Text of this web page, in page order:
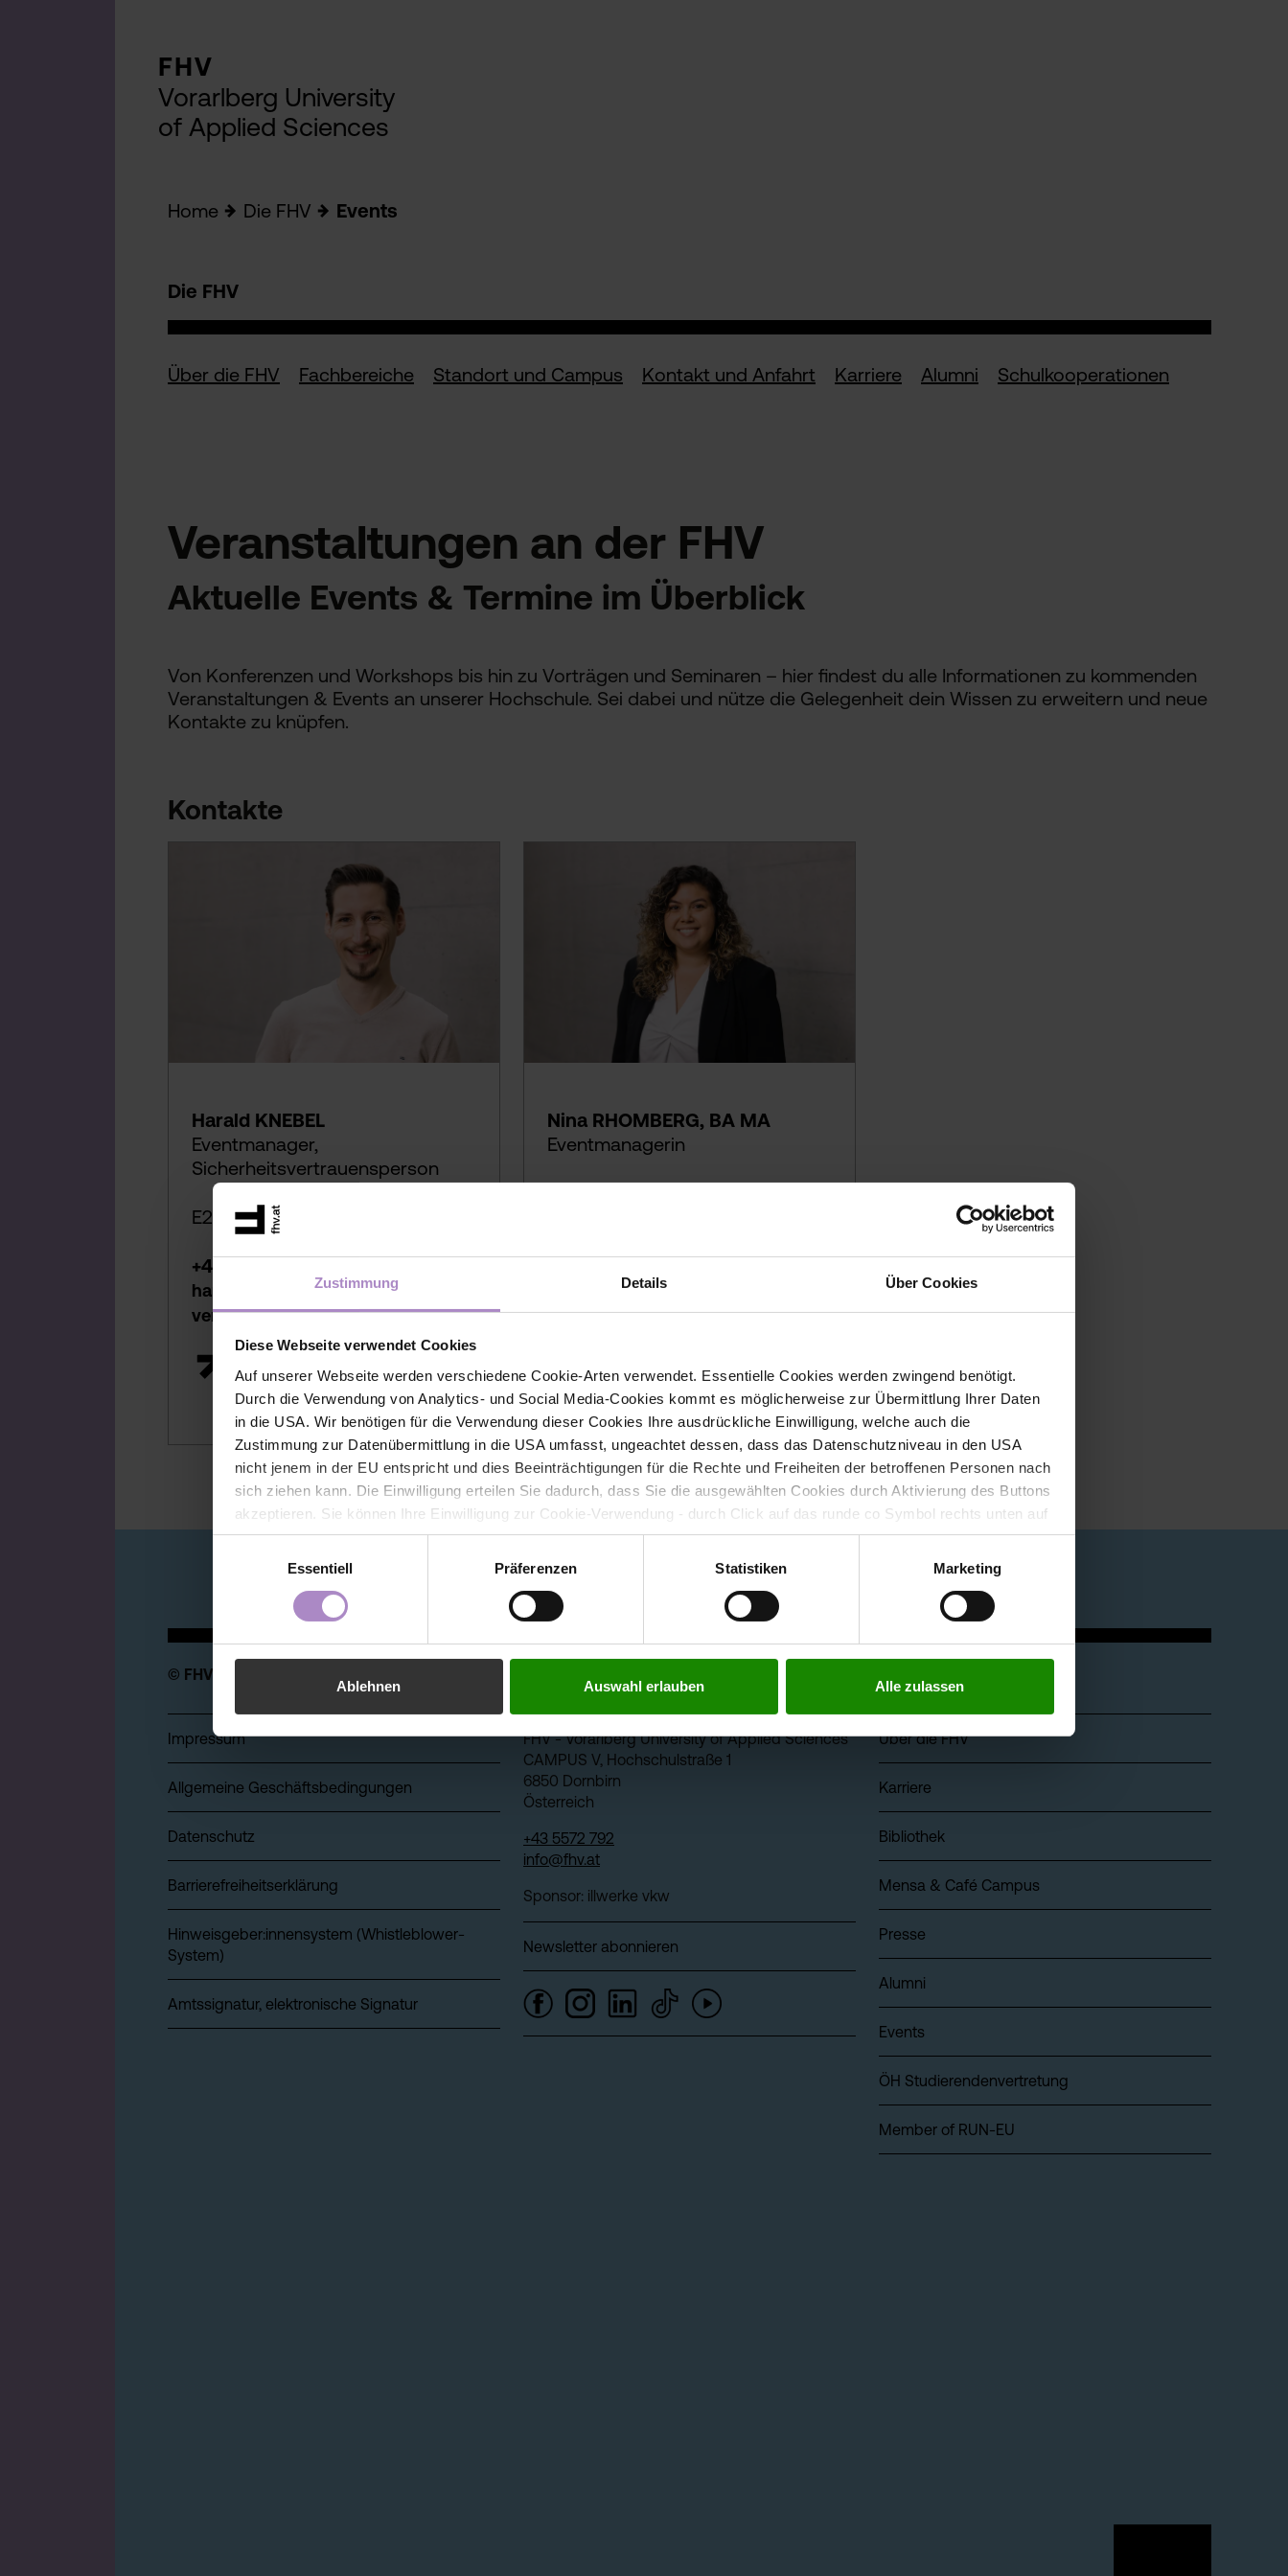
Zustimmung Details Über Cookies
Diese Webseite verwendet Cookies
Auf unserer Webseite werden verschiedene Cookie-Arten verwendet. Essentielle Cookies werden zwingend benötigt.
Durch die Verwendung von Analytics- und Social Media-Cookies kommt es möglicherweise zur Übermittlung Ihrer Daten
in die USA. Wir benötigen für die Verwendung dieser Cookies Ihre ausdrückliche Einwilligung, welche auch die
Zustimmung zur Datenübermittlung in die USA umfasst, ungeachtet dessen, dass das Datenschutzniveau in den USA
nicht jenem in der EU entspricht und dies Beeinträchtigungen für die Rechte und Freiheiten der betroffenen Personen nach
sich ziehen kann. Die Einwilligung erteilen Sie dadurch, dass Sie die ausgewählten Cookies durch Aktivierung des Buttons
akzeptieren. Sie können Ihre Einwilligung zur Cookie-Verwendung - durch Click auf das runde co Symbol rechts unten auf
der Webseite - jederzeit widerrufen. Durch den Widerruf der Einwilligung wird die Rechtmäßigkeit der aufgrund der
Einwilligung bis zum Widerruf erfolgten Verarbeitung nicht berührt. Weitere Informationen zum Datenschutz finden Sie
Essentiell
Präferenzen Statistiken Marketing
Ablehnen Auswahl erlauben Alle zulassen
FHV
Vorarlberg University
of Applied Sciences
Home Die FHV Events
Die FHV
Über die FHV Fachbereiche Standort und Campus Kontakt und Anfahrt Karriere Alumni Schulkooperationen
Veranstaltungen an der FHV
Aktuelle Events & Termine im Überblick
Von Konferenzen und Workshops bis hin zu Vorträgen und Seminaren – hier findest du alle Informationen zu kommenden
Veranstaltungen & Events an unserer Hochschule. Sei dabei und nütze die Gelegenheit dein Wissen zu erweitern und neue
Kontakte zu knüpfen.
Kontakte
Harald KNEBEL
Eventmanager,
Sicherheitsvertrauensperson
E218
+43 5572 792 2163
harald.knebel@fhv.at
veranstaltungen@fhv.at
Nina RHOMBERG, BA MA
Eventmanagerin
veranstaltungen@fhv.at
© FHV 2026
Impressum
Allgemeine Geschäftsbedingungen
Datenschutz
Barrierefreiheitserklärung
Hinweisgeber:innensystem (Whistleblower-
System)
Amtssignatur, elektronische Signatur
FHV - Vorarlberg University of Applied Sciences
CAMPUS V, Hochschulstraße 1
6850 Dornbirn
Österreich
+43 5572 792
info@fhv.at
Sponsor: illwerke vkw
Newsletter abonnieren
Über die FHV
Karriere
Bibliothek
Mensa & Café Campus
Presse
Alumni
Events
ÖH Studierendenvertretung
Member of RUN-EU